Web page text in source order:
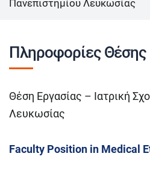
Πανεπιστημίου Λευκωσίας
Πληροφορίες Θέσης
Θέση Εργασίας – Ιατρική
Λευκωσίας
Faculty Position in Medical